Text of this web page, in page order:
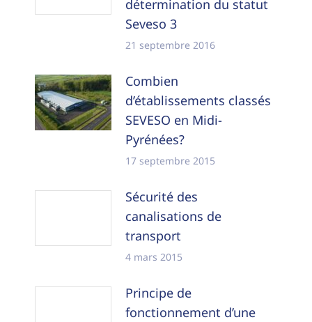
détermination du statut
Seveso 3
21 septembre 2016
Combien
d’établissements classés
SEVESO en Midi-
Pyrénées?
17 septembre 2015
Sécurité des
canalisations de
transport
4 mars 2015
Principe de
fonctionnement d’une